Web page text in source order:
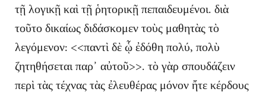
τῇ λογικῇ καὶ τῇ ῥητορικῇ πεπαιδευμένοι. διὰ
τοῦτο δικαίως διδάσκομεν τοὺς μαθητὰς τὸ
λεγόμενον: <<παντὶ δὲ ᾧ ἐδόθη πολύ, πολὺ
ζητηθήσεται παρ᾿ αὐτοῦ>>. τὸ γὰρ σπουδάζειν
περὶ τὰς τέχνας τὰς ἐλευθέρας μόνον ἤτε κέρδους